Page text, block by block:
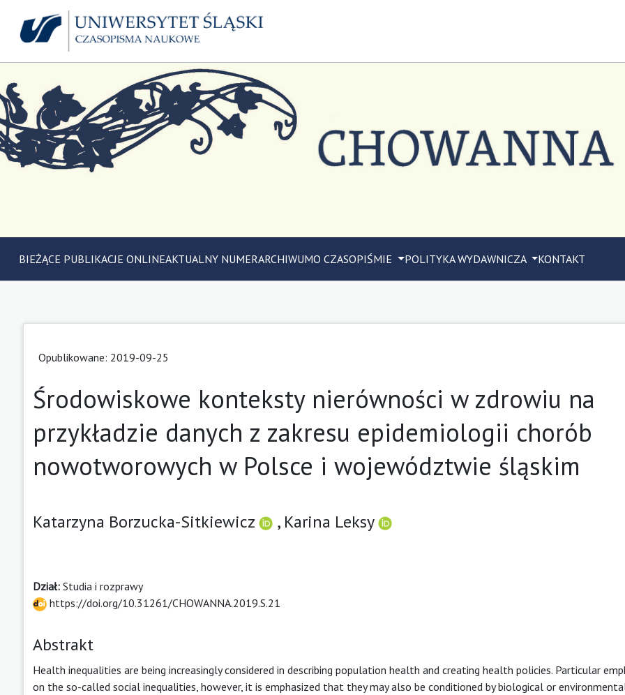
BIEŻĄCE PUBLIKACJE ONLINEAKTUALNY NUMERARCHIWUMO CZASOPIŚMIE POLITYKA WYDAWNICZA KONTAKT
Opublikowane: 2019-09-25
Środowiskowe konteksty nierówności w zdrowiu na
przykładzie danych z zakresu epidemiologii chorób
nowotworowych w Polsce i województwie śląskim
Katarzyna Borzucka-Sitkiewicz , Karina Leksy
Dział: Studia i rozprawy
https://doi.org/10.31261/CHOWANNA.2019.S.21
Abstrakt
Health inequalities are being increasingly considered in describing population health and creating health policies. Particular
on the so-called social inequalities, however, it is emphasized that they may also be conditioned by biological or